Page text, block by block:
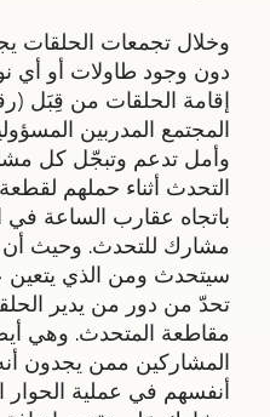
وخلال تجمعات الحلقات
دون وجود طاولات أو أي
إقامة الحلقات من قِبَل
المجتمع المدربين
وأمل تدعم وتبجّل كل
التحدث أثناء حملهم
باتجاه عقارب الساعة في
مشارك للتحدث. وحيث أن
سيتحدث ومن الذي يتعين
تحدّ من دور من يدير
مقاطعة المتحدث. وهي
المشاركين ممن يجدون
أنفسهم في عملية الحوار